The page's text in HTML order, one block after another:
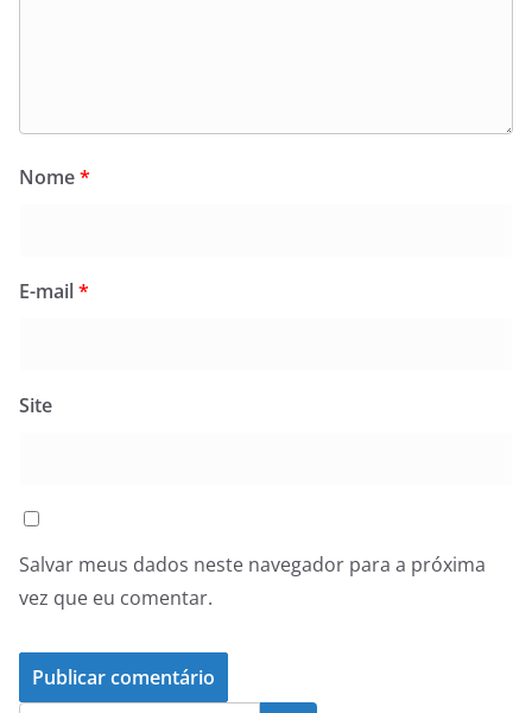
Nome*
E-mail*
Site
Salvar meus dados neste navegador para a próxima
vez que eu comentar.